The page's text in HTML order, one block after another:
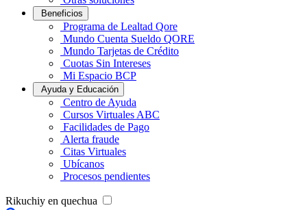
Beneficios
Programa de Lealtad Qore
Mundo Cuenta Sueldo QORE
Mundo Tarjetas de Crédito
Cuotas Sin Intereses
Mi Espacio BCP
Ayuda y Educación
Centro de Ayuda
Cursos Virtuales ABC
Facilidades de Pago
Alerta fraude
Citas Virtuales
Ubícanos
Procesos pendientes
Rikuchiy en quechua